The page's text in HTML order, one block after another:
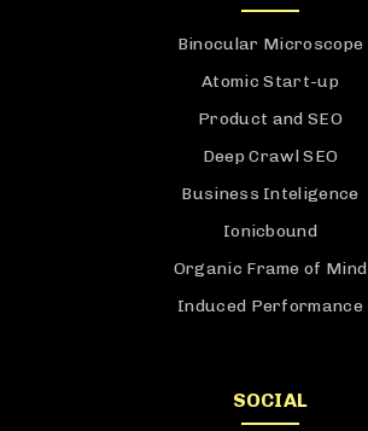
Binocular Microscope
Atomic Start-up
Product and SEO
Deep Crawl SEO
Business Inteligence
Ionicbound
Organic Frame of Mind
Induced Performance
SOCIAL